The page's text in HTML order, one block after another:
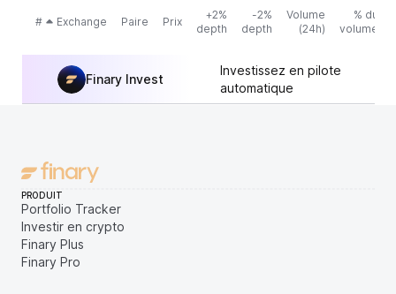
# Exchange Paire Prix
+2%
depth
-2%
depth
Volume
(24h)
% du
volume
Finary Invest
Investissez en pilote
automatique
PRODUIT
Portfolio Tracker
Investir en crypto
Finary Plus
Finary Pro